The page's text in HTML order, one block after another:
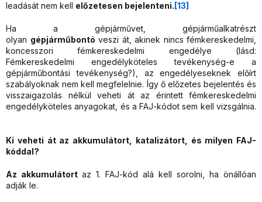
leadását nem kell előzetesen bejelenteni. [13]
Ha a gépjárművet, gépjárműalkatrészt
olyan gépjárműbontó veszi át, akinek nincs fémkereskedelmi,
koncesszori fémkereskedelmi engedélye (lásd:
Fémkereskedelmi engedélyköteles tevékenység-e a
gépjárműbontási tevékenység?), az engedélyeseknek előírt
szabályoknak nem kell megfelelnie. Így ő előzetes bejelentés és
visszaigazolás nélkül veheti át az érintett fémkereskedelmi
engedélyköteles anyagokat, és a FAJ-kódot sem kell vizsgálnia.
Ki veheti át az akkumulátort, katalizátort, és milyen FAJ-
kóddal?
Az akkumulátort az 1. FAJ-kód alá kell sorolni, ha önállóan
adják le.